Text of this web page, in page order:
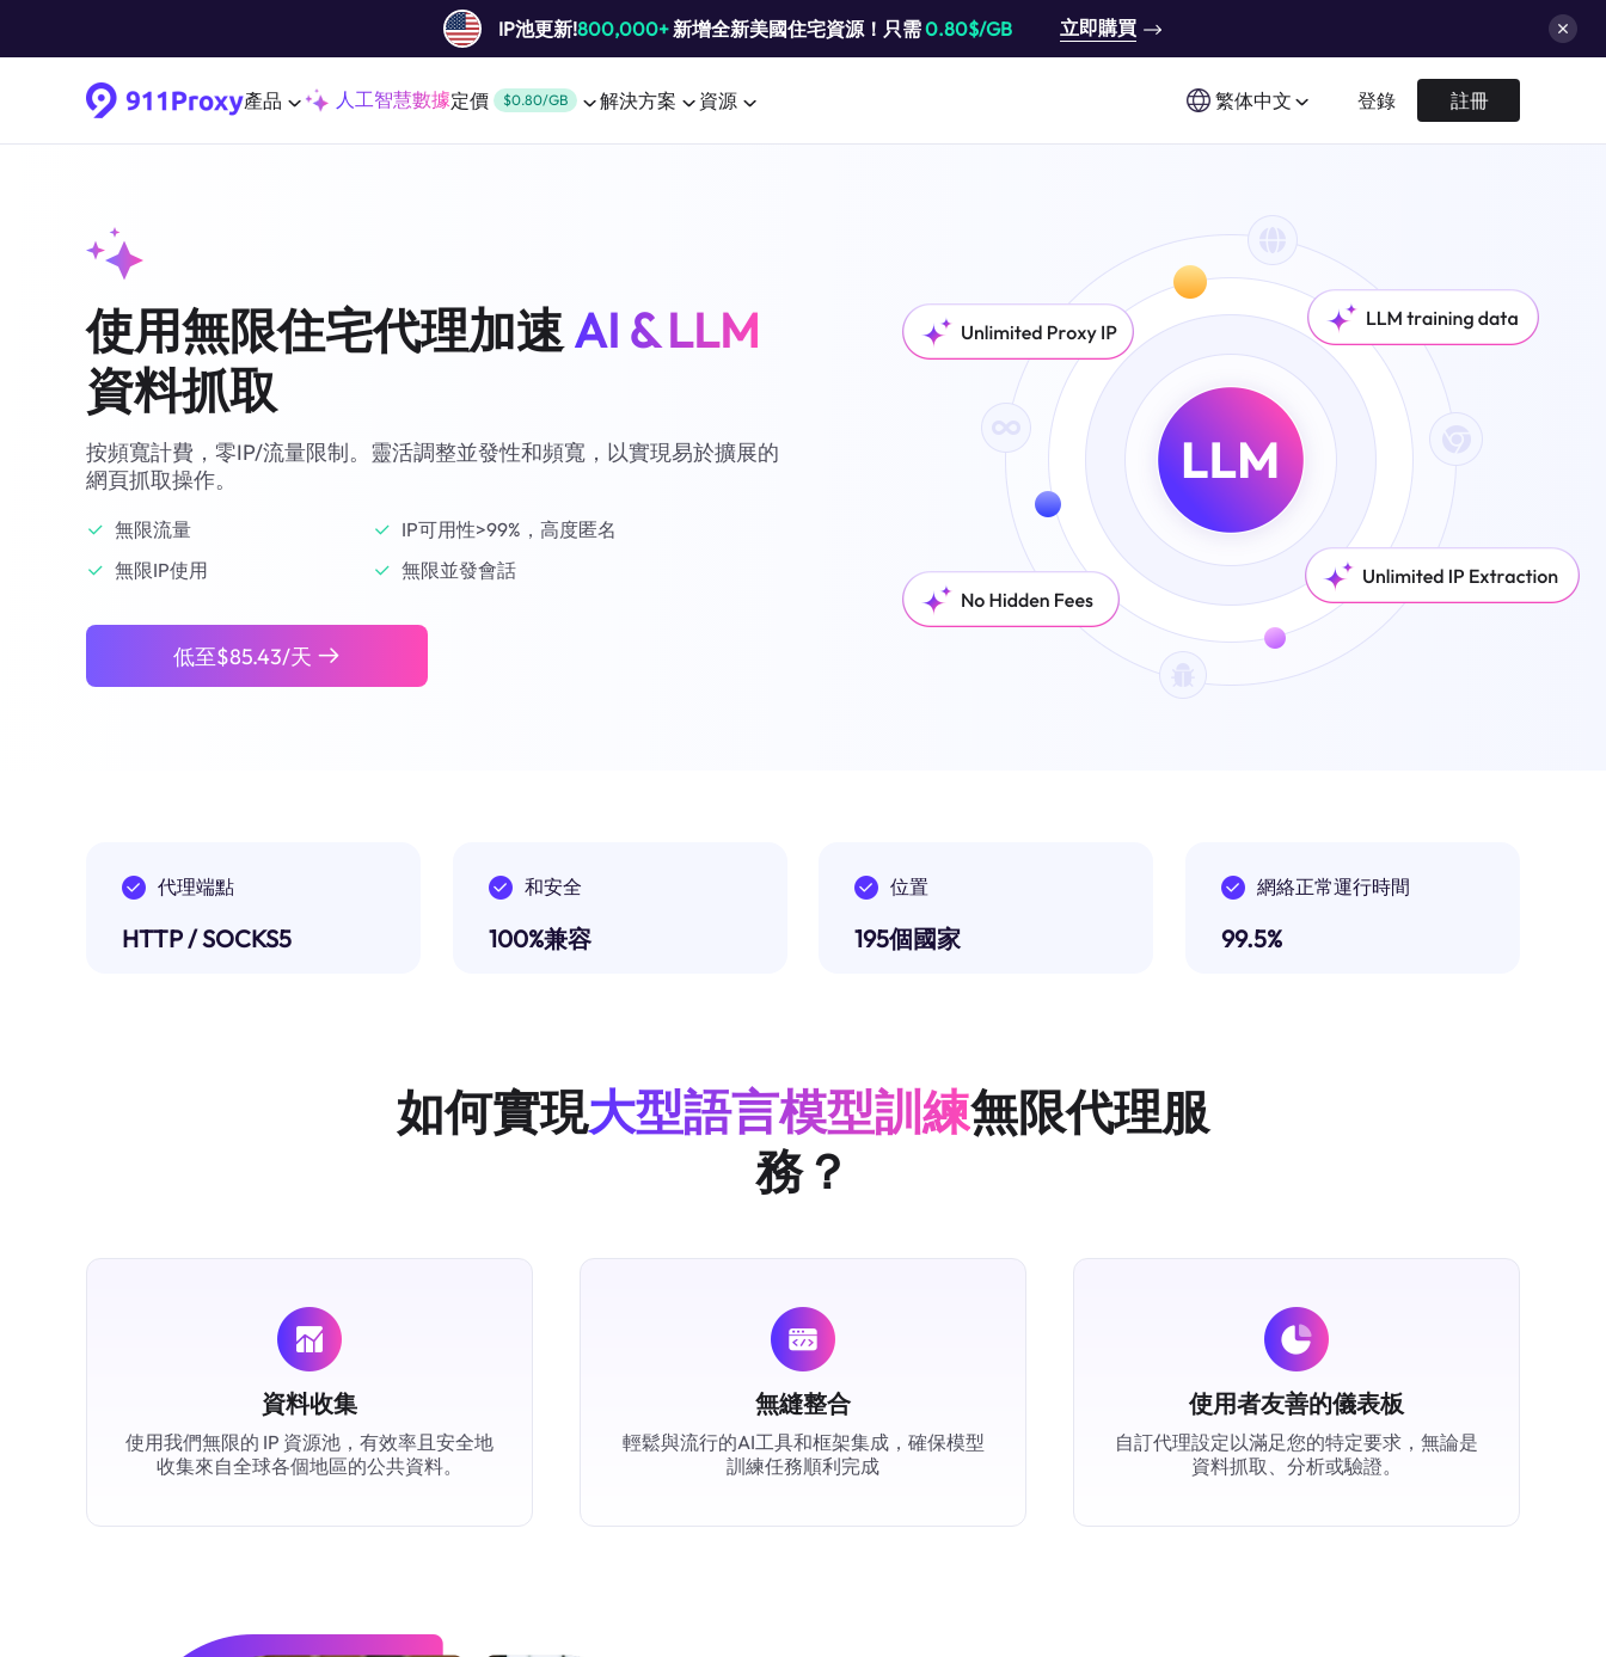
IP池更新!800,000+新增全新美國住宅資源！只需0.80$/GB 立即購買
產品 人工智慧數據定價 $0.80/GB 解決方案 資源 繁体中文 登錄 註冊
使用無限住宅代理加速AI & LLM
資料抓取
按頻寬計費，零IP/流量限制。靈活調整並發性和頻寬，以實現易於擴展的
網頁抓取操作。
無限流量
IP可用性>99%，高度匿名
無限IP使用
無限並發會話
低至$85.43/天
代理端點
HTTP / SOCKS5
和安全
100%兼容
位置
195個國家
網絡正常運行時間
99.5%
如何實現大型語言模型訓練無限代理服
務？
資料收集
使用我們無限的 IP 資源池，有效率且安全地
收集來自全球各個地區的公共資料。
無縫整合
輕鬆與流行的AI工具和框架集成，確保模型
訓練任務順利完成
使用者友善的儀表板
自訂代理設定以滿足您的特定要求，無論是
資料抓取、分析或驗證。